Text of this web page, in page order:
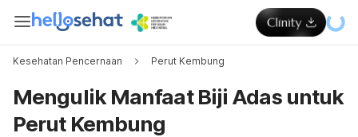
Kesehatan Pencernaan Perut Kembung
Mengulik Manfaat Biji Adas untuk
Perut Kembung